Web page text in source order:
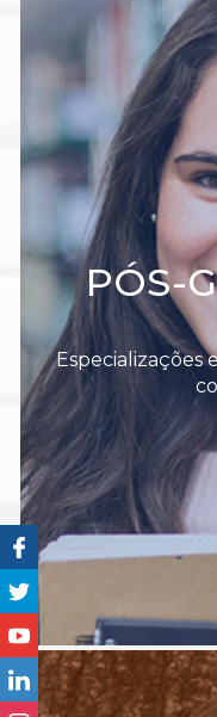
PÓS-
Especializações